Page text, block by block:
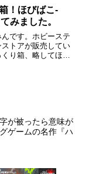
す。ほびばこ五拾
。ほび...
！ほびばこ-
みました。
です。ホビーステ
トアが販売してい
り箱、略してほび
が被ったら意味が
ゲームの名作『ハ